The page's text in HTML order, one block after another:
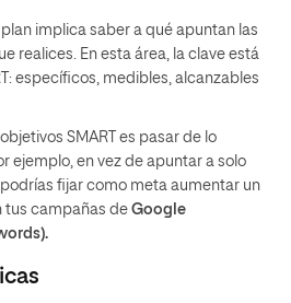
implica saber a qué apuntan las
realices. En esta área, la clave está
específicos, medibles, alcanzables
SMART es pasar de lo
ejemplo, en vez de apuntar a solo
fijar como meta aumentar un
tus campañas de Google